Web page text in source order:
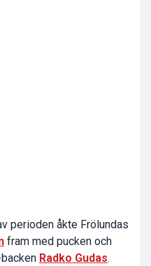
perioden åkte Frölundas
fram med pucken och
Radko Gudas.